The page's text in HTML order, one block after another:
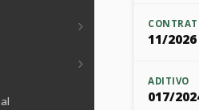
11/2026
ADITIVO
017/